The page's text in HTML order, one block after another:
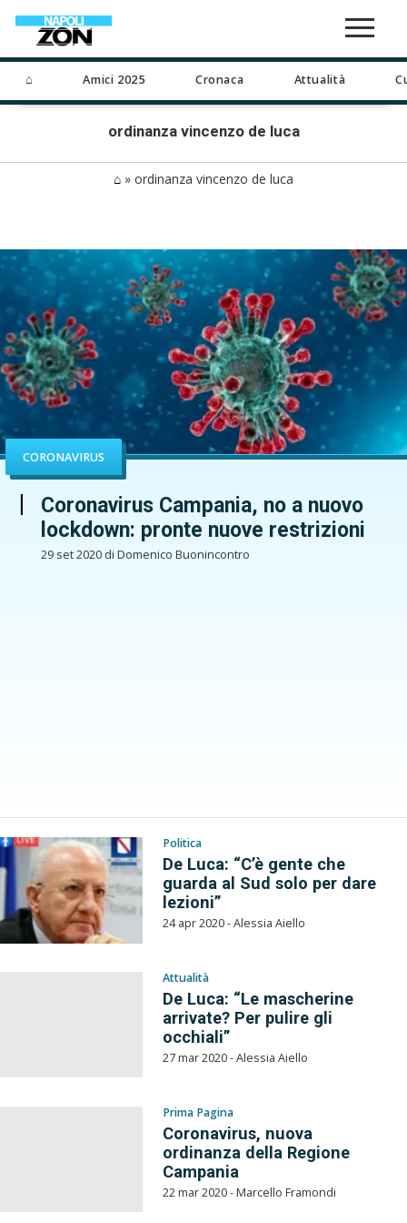
⌂ Amici 2025 Cronaca Attualità
ordinanza vincenzo de luca
⌂ » ordinanza vincenzo de luca
CORONAVIRUS
Coronavirus Campania, no a nuovo
lockdown: pronte nuove restrizioni
29 set 2020 di Domenico Buonincontro
Politica
De Luca: “C’è gente che
guarda al Sud solo per dare
lezioni”
24 apr 2020 - Alessia Aiello
Attualità
De Luca: “Le mascherine
arrivate? Per pulire gli
occhiali”
27 mar 2020 - Alessia Aiello
Prima Pagina
Coronavirus, nuova
ordinanza della Regione
Campania
22 mar 2020 - Marcello Framondi